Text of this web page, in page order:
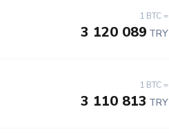
1 BTC =
3 120 089 TRY
1 BTC =
3 110 813 TRY